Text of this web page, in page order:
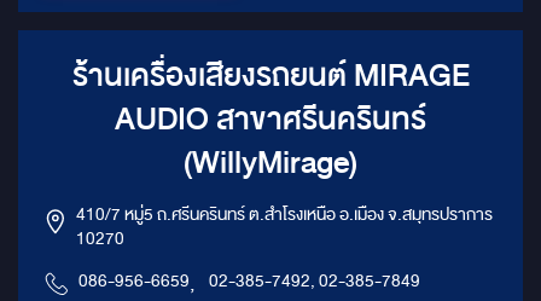
ร้านเครื่องเสียงรถยนต์ MIRAGE
AUDIO สาขาศรีนครินทร์
(WillyMirage)
410/7 หมู่5 ถ.ศรีนครินทร์ ต.สำโรงเหนือ อ.เมือง จ.สมุทรปราการ
10270
086-956-6659, 02-385-7492, 02-385-7849